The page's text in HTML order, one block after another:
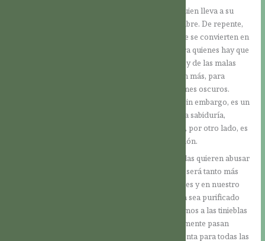
Es el “homicida desde el principio” (cf. Jn 8,44) quien lleva a su
cabo su obra de destrucción con y contra el hombre. De repente,
los vecinos con los que se convivía pacíficamente se convierten en
enemigos, de los cuales hay que cuidarse y contra quienes hay que
luchar. El diablo se aprovecha de las debilidades y de las malas
inclinaciones de los hombres y las acrecienta aún más, para
convertir a las personas en cómplices de sus planes oscuros.
Podemos verlo claramente en el texto de hoy… Sin embargo, es un
inmenso consuelo el saber que Dios, en su infinita sabiduría,
conoce, por un lado, las intenciones del diablo; y, por otro lado, es
capaz de servirse de ellas para su plan de salvación.
Si tenemos en claro que los poderes de las tinieblas quieren abusar
de nuestras malas inclinaciones para sus planes, será tanto más
importante que trabajemos en nuestras debilidades y en nuestro
propio corazón. Si dejamos que nuestro corazón sea purificado
por Dios y practicamos las virtudes, les arrebatamos a las tinieblas
un “campo de operación oculto”, en el cual fácilmente pasan
desapercibidas sus influencias. Este principio cuenta para todas las